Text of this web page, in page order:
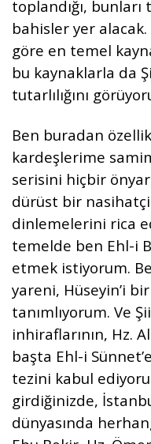
toplandığı,
bahisler yer alacak.
göre en temel
bu kaynaklarla da
tutarlılığını
Ben buradan
kardeşlerime
serisini hiçbir
dürüst bir
dinlemelerini rica
temelde ben Ehl-i
etmek istiyorum.
yareni, Hüseyin’i
tanımlıyorum. Ve
inhiraflarının, Hz.
başta Ehl-i
tezini kabul
girdiğinizde,
dünyasında